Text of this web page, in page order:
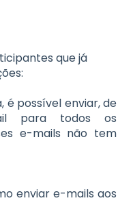
que já
é possível enviar, de
para todos os
e-mails não tem
enviar e-mails aos